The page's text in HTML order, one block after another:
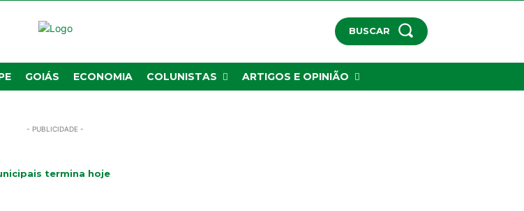
BUSCAR
GOIÁS ECONOMIA COLUNISTAS ARTIGOS E OPINIÃO
- PUBLICIDADE -
termina hoje